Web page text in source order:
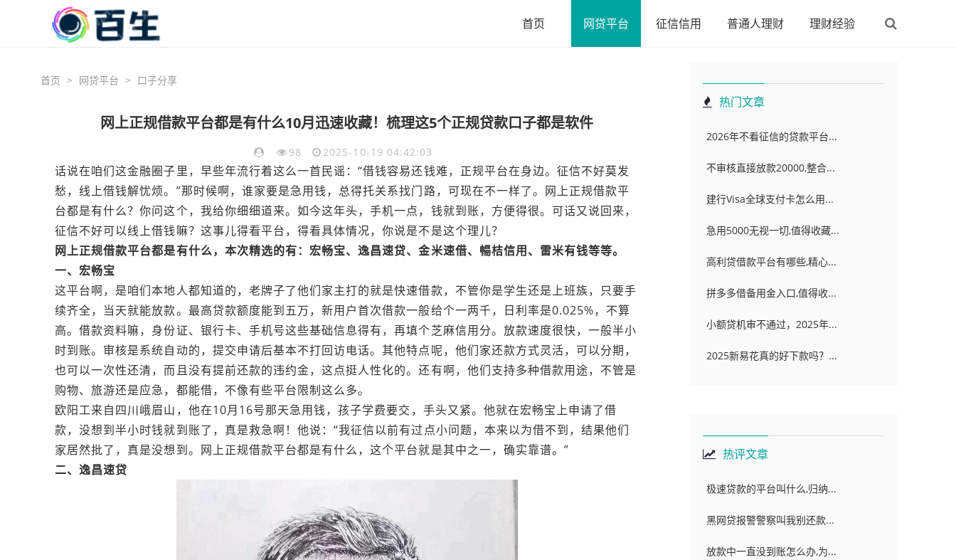
首页 网贷平台 征信信用 普通人理财 理财经验
首页 > 网贷平台 > 口子分享
网上正规借款平台都是有什么10月迅速收藏！梳理这5个正规贷款口子都是软件
98 2025-10-19 04:42:03
话说在咱们这金融圈子里，早些年流行着这么一首民谣：“借钱容易还钱难，正规平台在身边。征信不好莫发
愁，线上借钱解忧烦。”那时候啊，谁家要是急用钱，总得托关系找门路，可现在不一样了。网上正规借款平
台都是有什么？你问这个，我给你细细道来。如今这年头，手机一点，钱就到账，方便得很。可话又说回来，
征信不好可以线上借钱嘛？这事儿得看平台，得看具体情况，你说是不是这个理儿？
网上正规借款平台都是有什么，本次精选的有：宏畅宝、逸昌速贷、金米速借、暢桔信用、雷米有钱等等。
一、宏畅宝
这平台啊，是咱们本地人都知道的，老牌子了他们家主打的就是快速借款，不管你是学生还是上班族，只要手
续齐全，当天就能放款。最高贷款额度能到五万，新用户首次借款一般给个一两千，日利率是0.025%，不算
高。借款资料嘛，身份证、银行卡、手机号这些基础信息得有，再填个芝麻信用分。放款速度很快，一般半小
时到账。审核是系统自动的，提交申请后基本不打回访电话。其他特点呢，他们家还款方式灵活，可以分期，
也可以一次性还清，而且没有提前还款的违约金，这点挺人性化的。还有啊，他们支持多种借款用途，不管是
购物、旅游还是应急，都能借，不像有些平台限制这么多。
欧阳工来自四川‌峨眉山，他在10月16号那天急用钱，孩子学费要交，手头又紧。他就在宏畅宝上申请了借
款，没想到半小时钱就到账了，真是救急啊！他说：“我征信以前有过点小问题，本来以为借不到，结果他们
家居然批了，真是没想到。网上正规借款平台都是有什么，这个平台就是其中之一，确实靠谱。”
二、逸昌速贷
热门文章
2026年不看征信的贷款平台...
不审核直接放款20000,整合...
建行Visa全球支付卡怎么用...
急用5000无视一切,值得收藏...
高利贷借款平台有哪些,精心...
拼多多借备用金入口,值得收...
小额贷机审不通过，2025年...
2025新易花真的好下款吗？...
热评文章
极速贷款的平台叫什么,归纳...
黑网贷报警警察叫我别还款...
放款中一直没到账怎么办,为...